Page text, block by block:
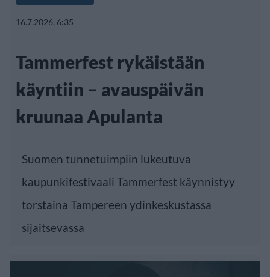
16.7.2026, 6:35
Tammerfest rykäistään
käyntiin – avauspäivän
kruunaa Apulanta
Suomen tunnetuimpiin lukeutuva
kaupunkifestivaali Tammerfest käynnistyy
torstaina Tampereen ydinkeskustassa
sijaitsevassa